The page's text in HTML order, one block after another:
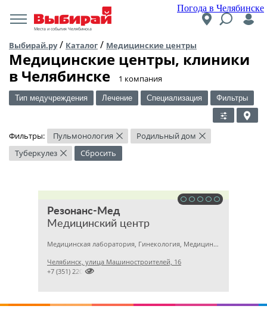
Погода в Челябинске
Места и события Челябинска
Выбирай.ру/ Каталог / Медицинские центры
Медицинские центры, клиники
в Челябинске
​1 компания
Тип медучреждения Лечение Специализация Фильтры
Фильтры: Пульмонология × Родильный дом ×
Туберкулез × Сбросить
Резонанс-Мед
Медицинский центр
Медицинская лаборатория, Гинекология, Медицинский центр
Челябинск, улица Машиностроителей, 16

+7 (351) 2201031